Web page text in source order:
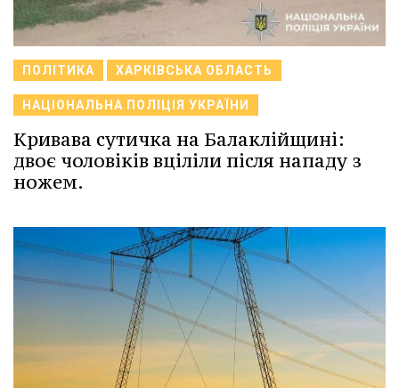
ПОЛІТИКА ХАРКІВСЬКА ОБЛАСТЬ
НАЦІОНАЛЬНА ПОЛІЦІЯ УКРАЇНИ
Кривава сутичка на Балаклійщині:
двоє чоловіків вціліли після нападу з
ножем.